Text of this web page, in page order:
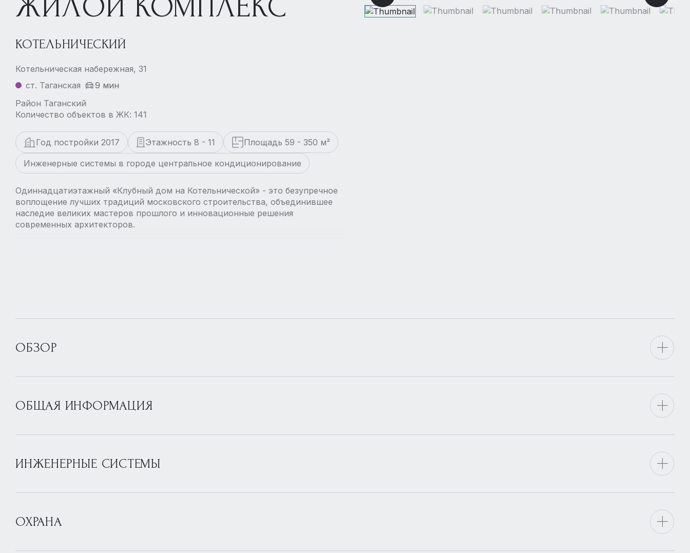
ЖИЛОЙ КОМПЛЕКС
КОТЕЛЬНИЧЕСКИЙ
Котельническая набережная, 31
ст. Таганская
9 мин
Район Таганский
Количество объектов в ЖК: 141
Год постройки 2017 Этажность 8 - 11 Площадь 59 - 350 м²
Инженерные системы в городе центральное кондиционирование
Одиннадцатиэтажный «Клубный дом на Котельнической» - это безупречное
воплощение лучших традиций московского строительства, объединившее
наследие великих мастеров прошлого и инновационные решения
современных архитекторов.
ОБЗОР
ОБЩАЯ ИНФОРМАЦИЯ
ИНЖЕНЕРНЫЕ СИСТЕМЫ
ОХРАНА